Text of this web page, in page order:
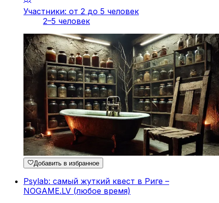
Участники: от 2 до 5 человек
2–5 человек
Добавить в избранное
Psylab: самый жуткий квест в Риге –
NOGAME.LV (любое время)